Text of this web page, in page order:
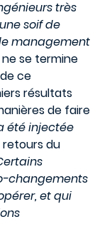
très
soif de
management
se termine
ce
résultats
de faire
été injectée
retours du
changements
et qui